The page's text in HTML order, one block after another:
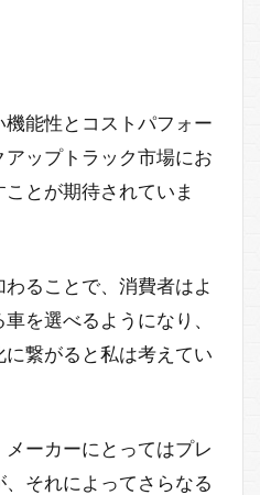
能性とコストパフォー
ップトラック市場にお
とが期待されていま
ることで、消費者はよ
を選べるようになり、
繋がると私は考えてい
ーカーにとってはプレ
それによってさらなる